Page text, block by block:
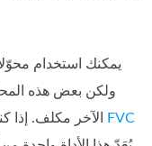
يمكنك استخدام
FVC